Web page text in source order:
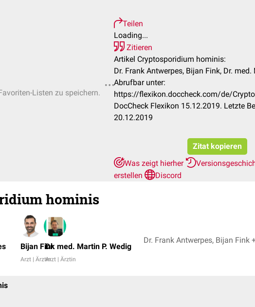
Listen zu speichern.
Teilen
Loading...
Zitieren
Artikel Cryptosporidium hominis:
Dr. Frank Antwerpes, Bijan Fink, Dr. med.
Abrufbar unter:
https://flexikon.doccheck.com/de/
DocCheck Flexikon 15.12.2019. Letzte
20.12.2019
Zitat kopieren
Was zeigt hierher
erstellen
Discord
hominis
Bijan Fink
Arzt | Ärztin
Dr. med. Martin P. Wedig
Arzt | Ärztin
Dr.